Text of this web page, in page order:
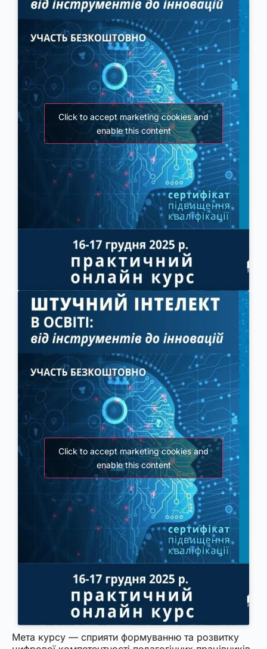
Click to accept marketing cookies and
enable this content
Click to accept marketing cookies and
enable this content
Мета курсу — сприяти формуванню та розвитку